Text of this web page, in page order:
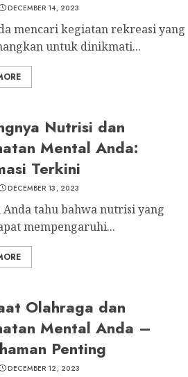
DECEMBER 14, 2023
mencari kegiatan rekreasi yang
untuk dinikmati...
Nutrisi dan
Mental Anda:
Terkini
DECEMBER 13, 2023
Anda tahu bahwa nutrisi yang
mempengaruhi...
Olahraga dan
Mental Anda –
Penting
DECEMBER 12, 2023